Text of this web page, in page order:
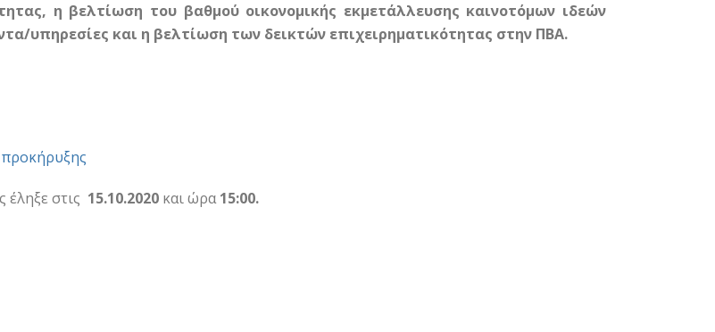
η βελτίωση του βαθμού οικονομικής εκμετάλλευσης καινοτόμων ιδεών
υπηρεσίες και η βελτίωση των δεικτών επιχειρηματικότητας στην ΠΒΑ.
στις 15.10.2020 και ώρα15:00.